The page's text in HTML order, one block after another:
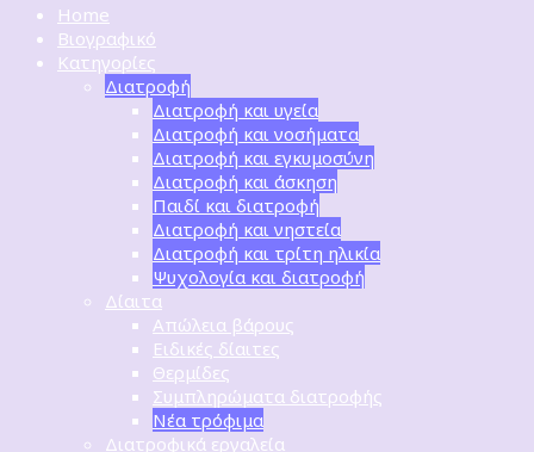
Home
Βιογραφικό
Κατηγορίες
Διατροφή
Διατροφή και υγεία
Διατροφή και νοσήματα
Διατροφή και εγκυμοσύνη
Διατροφή και άσκηση
Παιδί και διατροφή
Διατροφή και νηστεία
Διατροφή και τρίτη ηλικία
Ψυχολογία και διατροφή
Δίαιτα
Απώλεια βάρους
Ειδικές δίαιτες
Θερμίδες
Συμπληρώματα διατροφής
Νέα τρόφιμα
Διατροφικά εργαλεία